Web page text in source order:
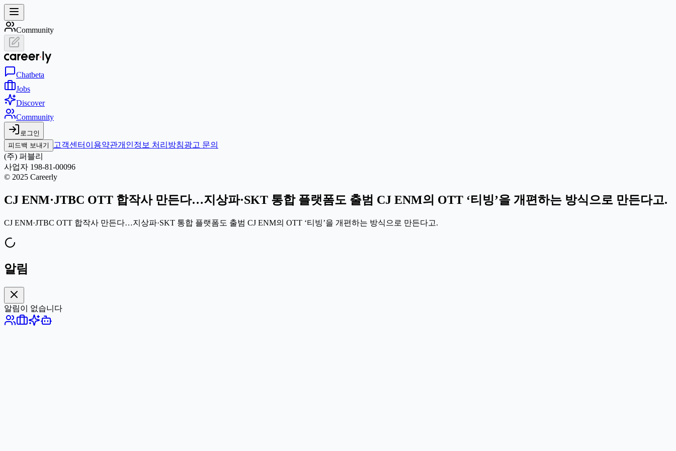
Community
Chatbeta
Jobs
Discover
Community
로그인
피드백 보내기
고객센터 이용약관개인정보 처리방침광고 문의
(주) 퍼블리
사업자 198-81-00096
© 2025 Careerly
CJ ENM·JTBC OTT 합작사 만든다…지상파·SKT 통합 플랫폼도 출범 CJ ENM의 OTT ‘티빙’을 개편하는 방식으로 만든다고.
CJ ENM·JTBC OTT 합작사 만든다…지상파·SKT 통합 플랫폼도 출범 CJ ENM의 OTT ‘티빙’을 개편하는 방식으로 만든다고.
알림
알림이 없습니다